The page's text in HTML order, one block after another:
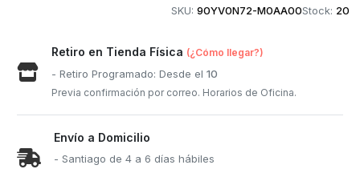
SKU: 90YV0N72-M0AA00Stock: 20
Retiro en Tienda Física (¿Cómo llegar?)
- Retiro Programado: Desde el10
Previa confirmación por correo. Horarios de Oficina.
Envío a Domicilio
- Santiago de 4 a 6 días hábiles